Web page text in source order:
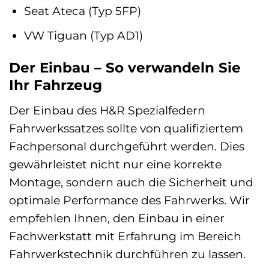
Seat Ateca (Typ 5FP)
VW Tiguan (Typ AD1)
Der Einbau – So verwandeln Sie
Ihr Fahrzeug
Der Einbau des H&R Spezialfedern
Fahrwerkssatzes sollte von qualifiziertem
Fachpersonal durchgeführt werden. Dies
gewährleistet nicht nur eine korrekte
Montage, sondern auch die Sicherheit und
optimale Performance des Fahrwerks. Wir
empfehlen Ihnen, den Einbau in einer
Fachwerkstatt mit Erfahrung im Bereich
Fahrwerkstechnik durchführen zu lassen.